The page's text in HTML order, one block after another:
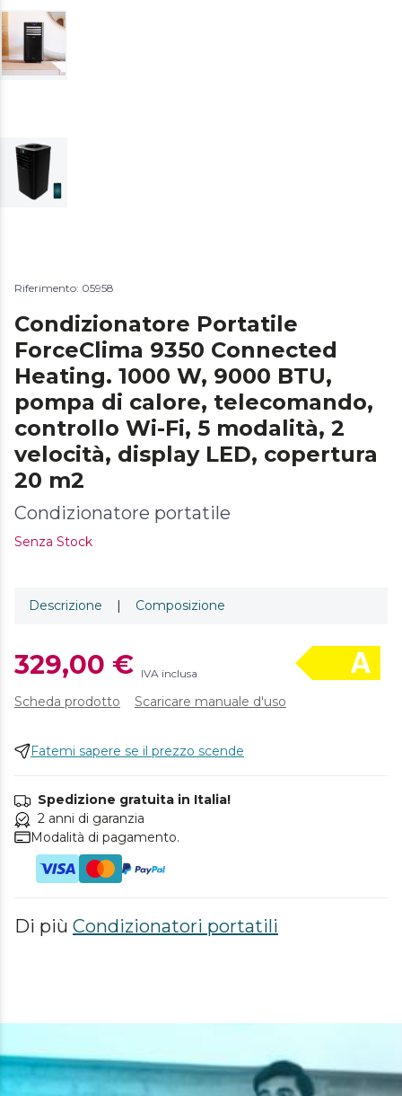
Riferimento: 05958
Condizionatore Portatile
ForceClima 9350 Connected
Heating. 1000 W, 9000 BTU,
pompa di calore, telecomando,
controllo Wi-Fi, 5 modalità, 2
velocità, display LED, copertura
20 m2
Condizionatore portatile
Senza Stock
Descrizione | Composizione
329,00 € IVA inclusa
Scheda prodotto Scaricare manuale d'uso
Fatemi sapere se il prezzo scende
Spedizione gratuita in Italia!
2 anni di garanzia
Modalità di pagamento.
Di più Condizionatori portatili